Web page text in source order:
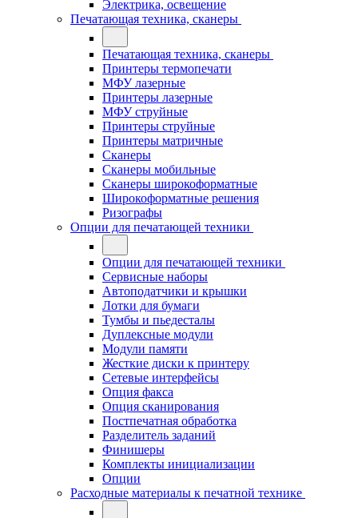
Электрика, освещение
Печатающая техника, сканеры
Печатающая техника, сканеры
Принтеры термопечати
МФУ лазерные
Принтеры лазерные
МФУ струйные
Принтеры струйные
Принтеры матричные
Сканеры
Сканеры мобильные
Сканеры широкоформатные
Широкоформатные решения
Ризографы
Опции для печатающей техники
Опции для печатающей техники
Сервисные наборы
Автоподатчики и крышки
Лотки для бумаги
Тумбы и пьедесталы
Дуплексные модули
Модули памяти
Жесткие диски к принтеру
Сетевые интерфейсы
Опция факса
Опция сканирования
Постпечатная обработка
Разделитель заданий
Финишеры
Комплекты инициализации
Опции
Расходные материалы к печатной технике